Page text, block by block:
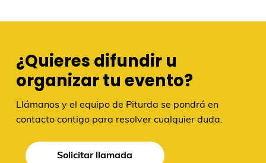
¿Quieres difundir u
organizar tu evento?
Llámanos y el equipo de Piturda se pondrá en
contacto contigo para resolver cualquier duda.
Solicitar llamada